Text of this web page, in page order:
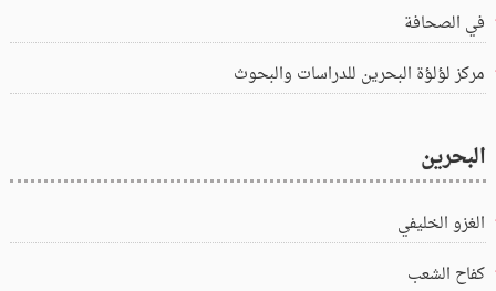
في الصحافة
مركز لؤلؤة البحرين للدراسات والبحوث
البحرين
الغزو الخليفي
كفاح الشعب